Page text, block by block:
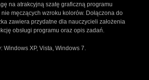
na atrakcyjną szatę graficzną programu
męczących wzroku kolorów. Dołączona do
zawiera przydatne dla nauczycieli założenia
obsługi programu oraz opis zadań.
Windows XP, Vista, Windows 7.